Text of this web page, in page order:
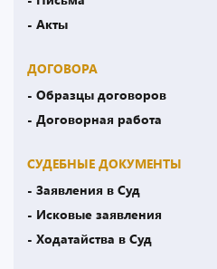
- Акты
ДОГОВОРА
- Образцы договоров
- Договорная работа
СУДЕБНЫЕ ДОКУМЕНТЫ
- Заявления в Суд
- Исковые заявления
- Ходатайства в Суд